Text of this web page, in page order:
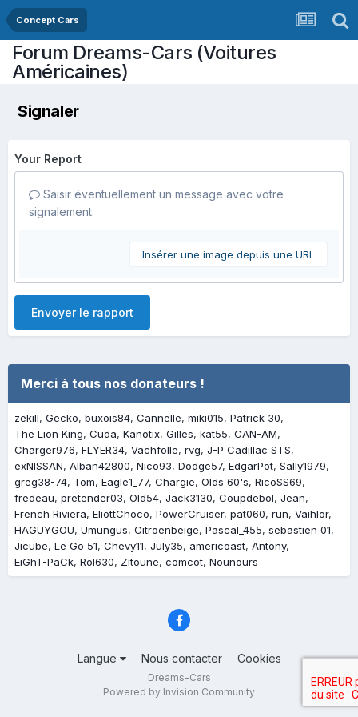
Concept Cars
Forum Dreams-Cars (Voitures
Américaines)
Signaler
Your Report
Saisir éventuellement un message avec votre
signalement.
Insérer une image depuis une URL
Envoyer le rapport
Merci à tous nos donateurs !
zekill Gecko buxois84 Cannelle miki015 Patrick 30
The Lion King Cuda Kanotix Gilles kat55 CAN-AM
Charger976 FLYER34 Vachfolle rvg J-P Cadillac STS
exNISSAN Alban42800 Nico93 Dodge57 EdgarPot Sally1979
greg38-74 Tom Eagle1_77 Chargie Olds 60's RicoSS69
fredeau pretender03 Old54 Jack3130 Coupdebol Jean
French Riviera EliottChoco PowerCruiser pat060 run Vaihlor
HAGUYGOU Umungus Citroenbeige Pascal_455 sebastien 01
Jicube Le Go 51 Chevy11 July35 americoast Antony
EiGhT-PaCk Rol630 Zitoune comcot Nounours
Langue Nous contacter Cookies
Dreams-Cars
Powered by Invision Community